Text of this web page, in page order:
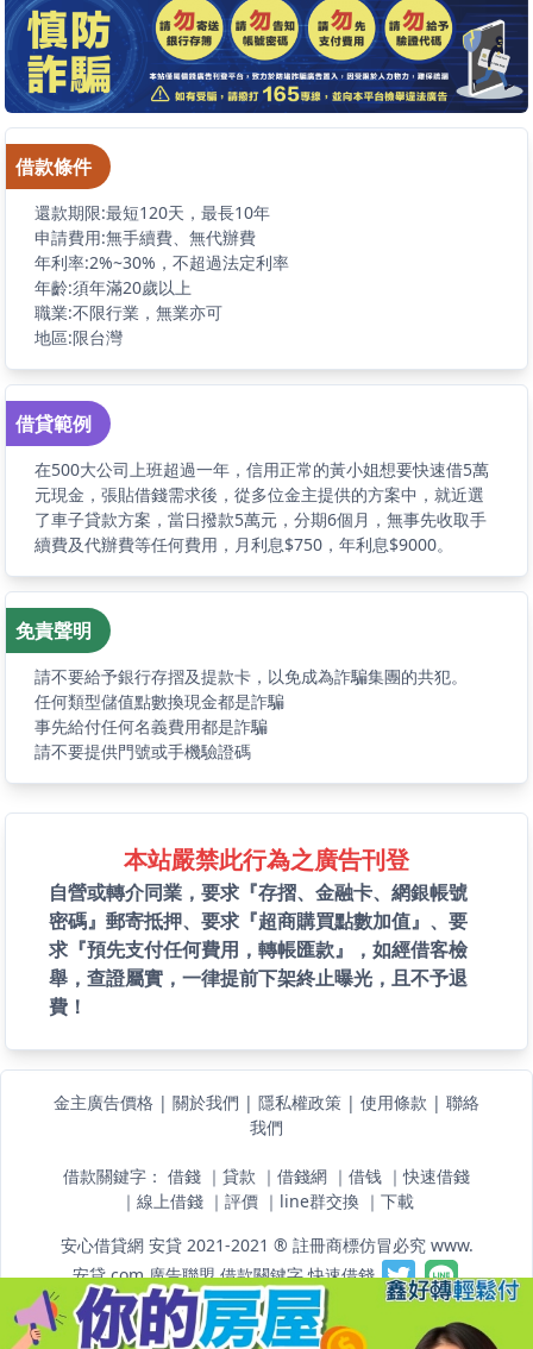
借款條件
還款期限:最短120天，最長10年
申請費用:無手續費、無代辦費
年利率:2%~30%，不超過法定利率
年齡:須年滿20歲以上
職業:不限行業，無業亦可
地區:限台灣
借貸範例
在500大公司上班超過一年，信用正常的黃小姐想要快速借5萬
元現金，張貼借錢需求後，從多位金主提供的方案中，就近選
了車子貸款方案，當日撥款5萬元，分期6個月，無事先收取手
續費及代辦費等任何費用，月利息$750，年利息$9000。
免責聲明
請不要給予銀行存摺及提款卡，以免成為詐騙集團的共犯。
任何類型儲值點數換現金都是詐騙
事先給付任何名義費用都是詐騙
請不要提供門號或手機驗證碼
本站嚴禁此行為之廣告刊登
自營或轉介同業，要求『存摺、金融卡、網銀帳號
密碼』郵寄抵押、要求『超商購買點數加值』、要
求『預先支付任何費用，轉帳匯款』，如經借客檢
舉，查證屬實，一律提前下架終止曝光，且不予退
費！
金主廣告價格 | 關於我們 | 隱私權政策 | 使用條款 | 聯絡
我們
借款關鍵字： 借錢 ｜ 貸款 ｜ 借錢網 ｜ 借钱 ｜快速借錢
｜ 線上借錢｜ 評價｜ line群交換｜ 下載
安心借貸網 安貸 2021-2021 ® 註冊商標仿冒必究 www.
安貸.com廣告聯盟 借款關鍵字 快速借錢